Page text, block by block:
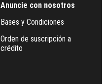
Anuncie con nosotros
Bases y Condiciones
Orden de suscripción a
crédito